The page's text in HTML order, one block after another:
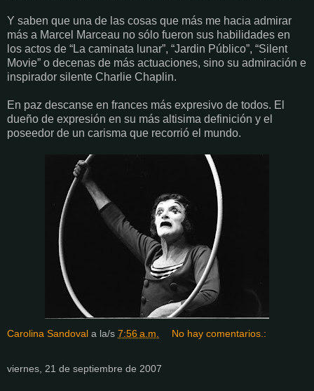
Y saben que una de las cosas que más me hacia admirar
más a Marcel Marceau no sólo fueron sus habilidades en
los actos de “La caminata lunar”, “Jardin Público”, “Silent
Movie” o decenas de más actuaciones, sino su admiración e
inspirador silente Charlie Chaplin.
En paz descanse en frances más expresivo de todos. El
dueño de expresión en su más altisima definición y el
poseedor de un carisma que recorrió el mundo.
Carolina Sandoval a la/s 7:56 a.m. No hay comentarios.:
viernes, 21 de septiembre de 2007